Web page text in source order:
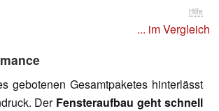
Hilfe
... im Vergleich
gebotenen Gesamtpaketes hinterlässt
Der Fensteraufbau geht schnell